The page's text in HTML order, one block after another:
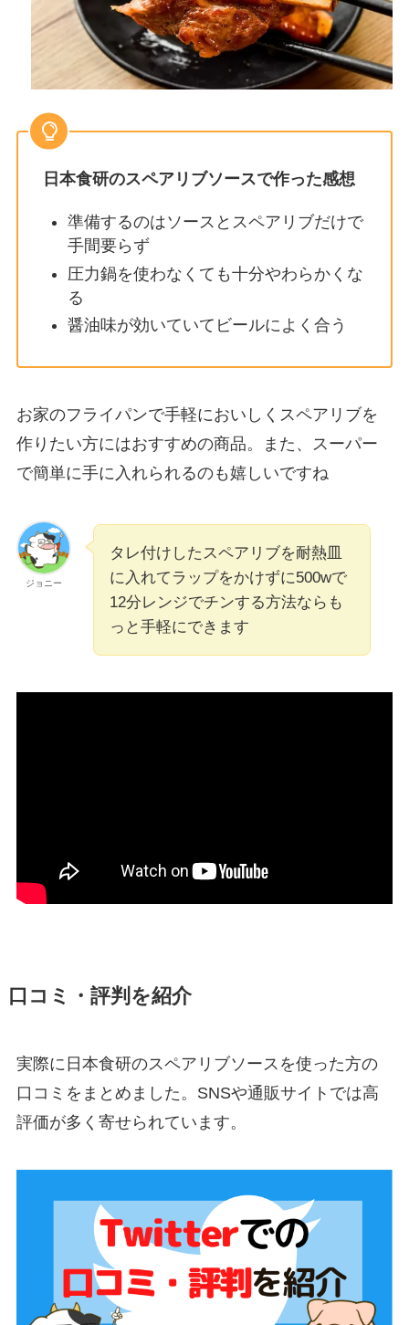
日本食研のスペアリブソースで作った感想
準備するのはソースとスペアリブだけで
手間要らず
圧力鍋を使わなくても十分やわらかくな
る
醤油味が効いていてビールによく合う
お家のフライパンで手軽においしくスペアリブを
作りたい方にはおすすめの商品。また、スーパー
で簡単に手に入れられるのも嬉しいですね
ジョニー
タレ付けしたスペアリブを耐熱皿
に入れてラップをかけずに500wで
12分レンジでチンする方法ならも
っと手軽にできます
口コミ・評判を紹介
実際に日本食研のスペアリブソースを使った方の
口コミをまとめました。SNSや通販サイトでは高
評価が多く寄せられています。